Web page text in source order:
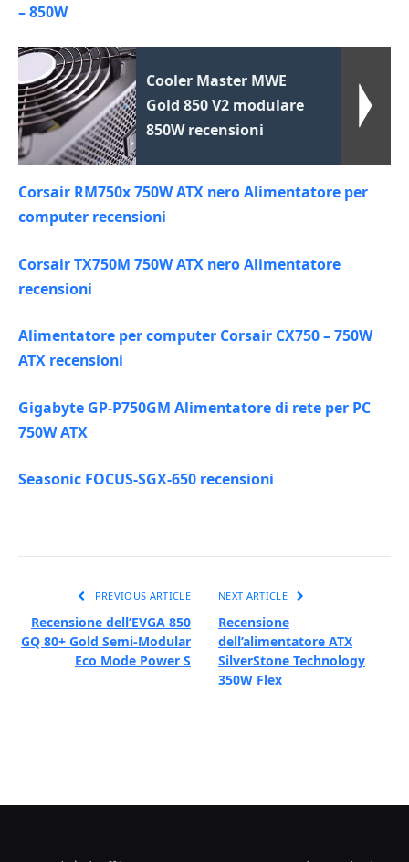
– 850W
Cooler Master MWE
Gold 850 V2 modulare
850W recensioni
Corsair RM750x 750W ATX nero Alimentatore per
computer recensioni
Corsair TX750M 750W ATX nero Alimentatore
recensioni
Alimentatore per computer Corsair CX750 – 750W
ATX recensioni
Gigabyte GP-P750GM Alimentatore di rete per PC
750W ATX
Seasonic FOCUS-SGX-650 recensioni
PREVIOUS ARTICLE
Recensione dell’EVGA 850
GQ 80+ Gold Semi-Modular
Eco Mode Power S
NEXT ARTICLE
Recensione
dell’alimentatore ATX
SilverStone Technology
350W Flex